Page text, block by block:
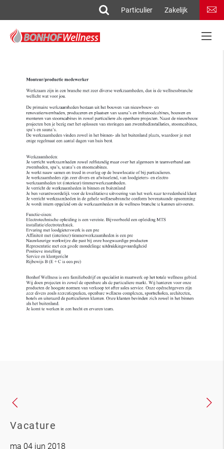
Particulier Zakelijk
Vacature
ma 04 jun 2018